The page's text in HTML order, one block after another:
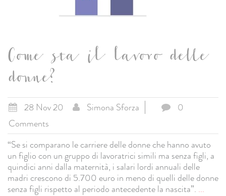
Come sta il lavoro delle
donne?
28 Nov 20 Simona Sforza
0
Comments
“Se si comparano le carriere delle donne che hanno avuto
un figlio con un gruppo di lavoratrici simili ma senza figli, a
quindici anni dalla maternità, i salari lordi annuali delle
madri crescono di 5.700 euro in meno di quelli delle donne
senza figli rispetto al periodo antecedente la nascita”. ...